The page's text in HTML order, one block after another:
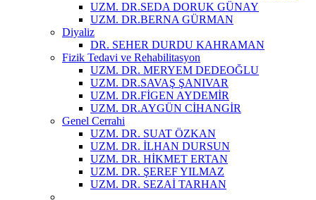
UZM. DR.SEDA DORUK GÜNAY
UZM. DR.BERNA GÜRMAN
Diyaliz
DR. SEHER DURDU KAHRAMAN
Fizik Tedavi ve Rehabilitasyon
UZM. DR. MERYEM DEDEOĞLU
UZM. DR.SAVAŞ ŞANIVAR
UZM. DR.FİGEN AYDEMİR
UZM. DR.AYGÜN CİHANGİR
Genel Cerrahi
UZM. DR. SUAT ÖZKAN
UZM. DR. İLHAN DURSUN
UZM. DR. HİKMET ERTAN
UZM. DR. ŞEREF YILMAZ
UZM. DR. SEZAİ TARHAN